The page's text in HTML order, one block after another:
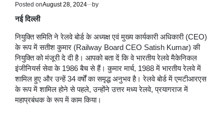
Posted onAugust 28, 2024 by
नई दिल्ली
नियुक्ति समिति ने रेलवे बोर्ड के अध्यक्ष एवं मुख्य कार्यकारी अधिकारी (CEO)
के रूप में सतीश कुमार (Railway Board CEO Satish Kumar) की
नियुक्ति को मंजूरी दे दी है। आपको बता दें कि वे भारतीय रेलवे मैकेनिकल
इंजीनियर्स सेवा के 1986 बैच से हैं। कुमार मार्च, 1988 में भारतीय रेलवे में
शामिल हुए और उन्हें 34 वर्षों का समृद्ध अनुभव है। रेलवे बोर्ड में एमटीआरएस
के रूप में शामिल होने से पहले, उन्होंने उत्तर मध्य रेलवे, प्रयागराज में
महाप्रबंधक के रूप में काम किया।